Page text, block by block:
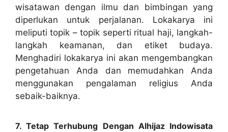
wisatawan dengan ilmu dan bimbingan yang
diperlukan untuk perjalanan. Lokakarya ini
meliputi topik – topik seperti ritual haji, langkah-
langkah keamanan, dan etiket budaya.
Menghadiri lokakarya ini akan mengembangkan
pengetahuan Anda dan memudahkan Anda
menggunakan pengalaman religius Anda
sebaik-baiknya.
7. Tetap Terhubung Dengan Alhijaz Indowisata